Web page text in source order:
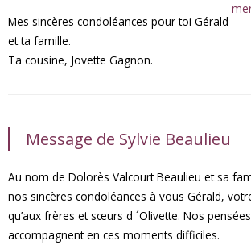
Mes sincères condoléances pour toi Gérald
et ta famille.
Ta cousine, Jovette Gagnon.
Message de Sylvie Beaulieu
Au nom de Dolorès Valcourt Beaulieu et sa
nos sincères condoléances à vous Gérald,
qu’aux frères et sœurs d ´Olivette. Nos
accompagnent en ces moments difficiles.